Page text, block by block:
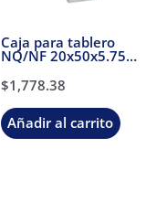
Caja para tablero
NQ/NF 20x50x5.75
$1,778.38
Añadir al carrito